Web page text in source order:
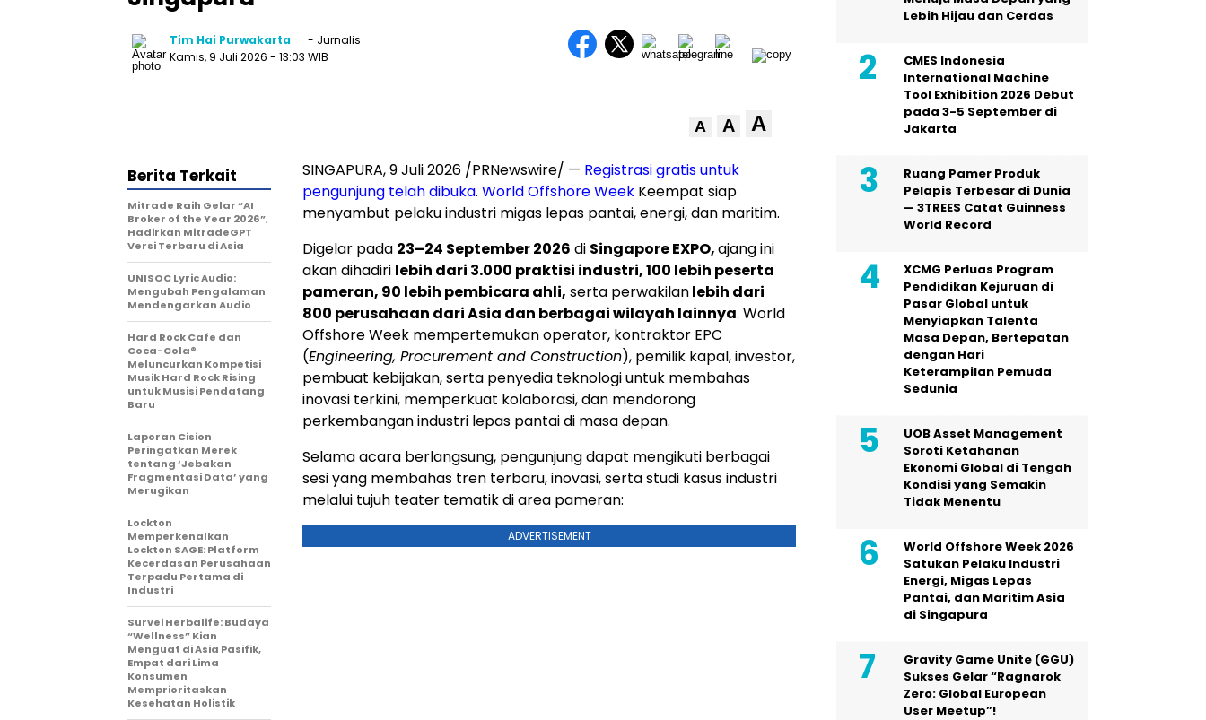
Tim Hai Purwakarta
- Jurnalis
Kamis, 9 Juli 2026 - 13:03 WIB
A A A
SINGAPURA, 9 Juli 2026 /PRNewswire/ — Registrasi gratis untuk
pengunjung telah dibuka. World Offshore Week Keempat siap
menyambut pelaku industri migas lepas pantai, energi, dan maritim.
Digelar pada 23–24 September 2026 di Singapore EXPO,ajang ini
akan dihadiri lebih dari 3.000 praktisi industri, 100 lebih peserta
pameran, 90 lebih pembicara ahli, serta perwakilanlebih dari
800 perusahaan dari Asia dan berbagai wilayah lainnya. World
Offshore Week mempertemukan operator, kontraktor EPC
(Engineering, Procurement and Construction), pemilik kapal, investor,
pembuat kebijakan, serta penyedia teknologi untuk membahas
inovasi terkini, memperkuat kolaborasi, dan mendorong
perkembangan industri lepas pantai di masa depan.
Selama acara berlangsung, pengunjung dapat mengikuti berbagai
sesi yang membahas tren terbaru, inovasi, serta studi kasus industri
melalui tujuh teater tematik di area pameran:
ADVERTISEMENT
Berita Terkait
Mitrade Raih Gelar “AI
Broker of the Year 2026”,
Hadirkan MitradeGPT
Versi Terbaru di Asia
UNISOC Lyric Audio:
Mengubah Pengalaman
Mendengarkan Audio
Hard Rock Cafe dan
Coca-Cola®
Meluncurkan Kompetisi
Musik Hard Rock Rising
untuk Musisi Pendatang
Baru
Laporan Cision
Peringatkan Merek
tentang ‘Jebakan
Fragmentasi Data’ yang
Merugikan
Lockton
Memperkenalkan
Lockton SAGE: Platform
Kecerdasan Perusahaan
Terpadu Pertama di
Industri
Survei Herbalife: Budaya
“Wellness” Kian
Menguat di Asia Pasifik,
Empat dari Lima
Konsumen
Memprioritaskan
Kesehatan Holistik
Lebih Hijau dan Cerdas
CMES Indonesia
International Machine
Tool Exhibition 2026 Debut
pada 3-5 September di
Jakarta
Ruang Pamer Produk
Pelapis Terbesar di Dunia
— 3TREES Catat Guinness
World Record
XCMG Perluas Program
Pendidikan Kejuruan di
Pasar Global untuk
Menyiapkan Talenta
Masa Depan, Bertepatan
dengan Hari
Keterampilan Pemuda
Sedunia
UOB Asset Management
Soroti Ketahanan
Ekonomi Global di Tengah
Kondisi yang Semakin
Tidak Menentu
World Offshore Week 2026
Satukan Pelaku Industri
Energi, Migas Lepas
Pantai, dan Maritim Asia
di Singapura
Gravity Game Unite (GGU)
Sukses Gelar “Ragnarok
Zero: Global European
User Meetup”!